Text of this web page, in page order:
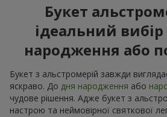
Букет
ідеальний
народження або
Букет з альстромерій завжди
яскраво. До дня народження або
чудове рішення. Адже букет з
настрою та неймовірної святкової